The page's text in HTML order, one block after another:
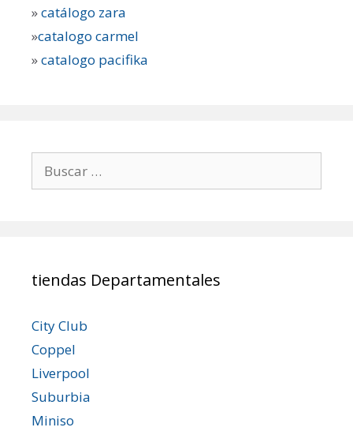
»catálogo zara
»catalogo carmel
»catalogo pacifika
tiendas Departamentales
City Club
Coppel
Liverpool
Suburbia
Miniso